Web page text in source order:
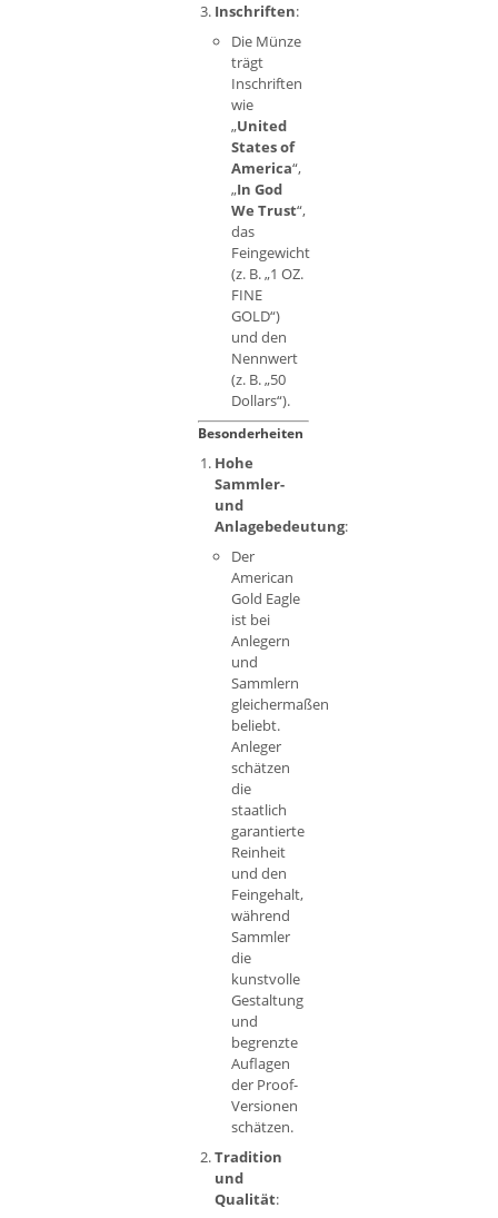
Inschriften:
Die Münze
trägt
Inschriften
wie
„United
States of
America“,
„In God
We Trust“,
das
Feingewicht
(z. B. „1 OZ.
FINE
GOLD“)
und den
Nennwert
(z. B. „50
Dollars“).
Besonderheiten
Hohe
Sammler-
und
Anlagebedeutung:
Der
American
Gold Eagle
ist bei
Anlegern
und
Sammlern
gleichermaßen
beliebt.
Anleger
schätzen
die
staatlich
garantierte
Reinheit
und den
Feingehalt,
während
Sammler
die
kunstvolle
Gestaltung
und
begrenzte
Auflagen
der Proof-
Versionen
schätzen.
Tradition
und
Qualität: